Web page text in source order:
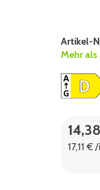
Artikel-
Mehr
17,11 €